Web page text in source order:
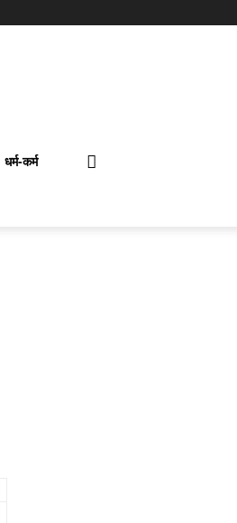
धर्म-कर्म